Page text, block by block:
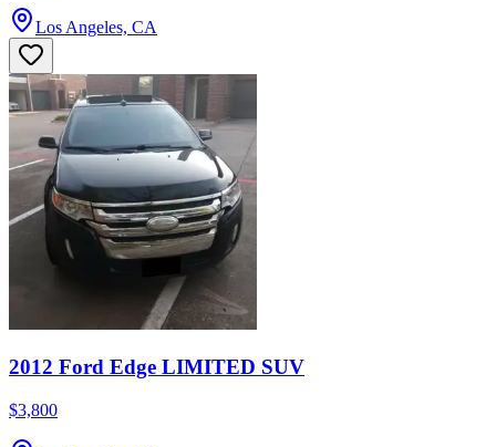
Los Angeles, CA
2012 Ford Edge LIMITED SUV
$3,800